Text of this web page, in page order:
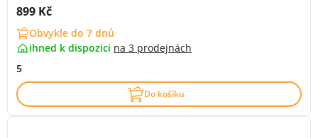
Cena s DPH:
899 Kč
Obvykle do 7 dnů
ihned k dispozici na 3 prodejnách
5
Do košíku